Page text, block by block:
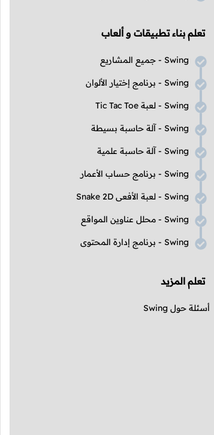
تعلم بناء تطبيقات و ألعاب
Swing - جميع المشاريع
Swing - برنامج إختيار الألوان
Swing - لعبة Tic Tac Toe
Swing - آلة حاسبة بسيطة
Swing - آلة حاسبة علمية
Swing - برنامج حساب الأعمار
Swing - لعبة الأفعى Snake 2D
Swing - محلل عناوين المواقع
Swing - برنامج إدارة المحتوى
تعلم المزيد
أسئلة حول Swing